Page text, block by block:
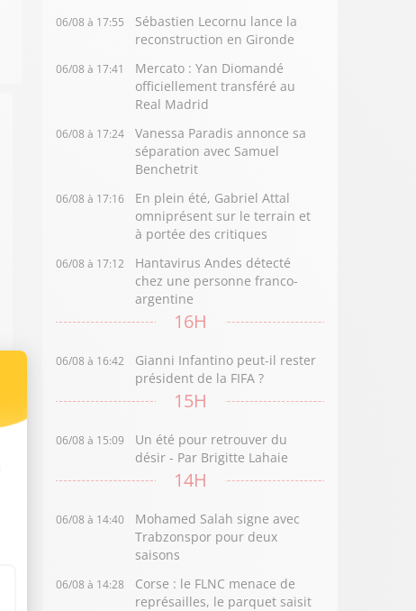
06/08 à 17:55
Sébastien Lecornu lance la
reconstruction en Gironde
06/08 à 17:41
Mercato : Yan Diomandé
officiellement transféré au
Real Madrid
06/08 à 17:24
Vanessa Paradis annonce sa
séparation avec Samuel
Benchetrit
06/08 à 17:16
En plein été, Gabriel Attal
omniprésent sur le terrain et
à portée des critiques
06/08 à 17:12
Hantavirus Andes détecté
chez une personne franco-
argentine
16H
06/08 à 16:42
Gianni Infantino peut-il rester
président de la FIFA ?
15H
06/08 à 15:09
Un été pour retrouver du
désir - Par Brigitte Lahaie
14H
06/08 à 14:40
Mohamed Salah signe avec
Trabzonspor pour deux
saisons
06/08 à 14:28
Corse : le FLNC menace de
représailles, le parquet saisit